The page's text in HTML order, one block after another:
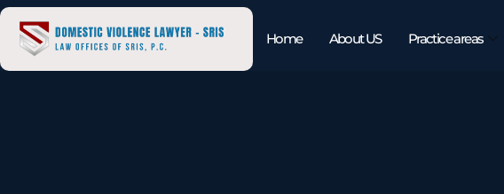
Home About US Practice areas